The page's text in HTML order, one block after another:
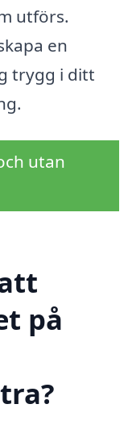
utförs.
en
trygg i ditt
utan
på